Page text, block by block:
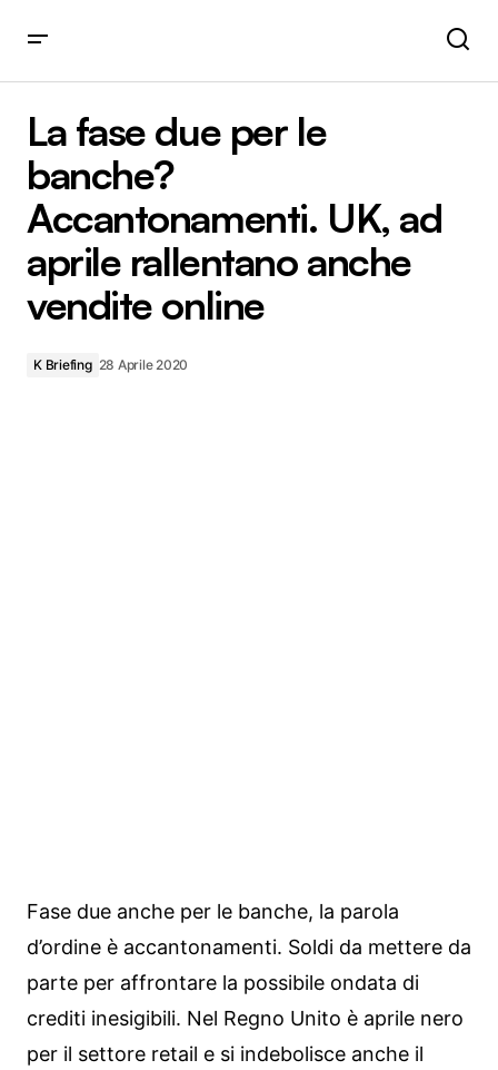
rallentano anche vendite online
La fase due per le
banche?
Accantonamenti. UK, ad
aprile rallentano anche
vendite online
K Briefing 28 Aprile 2020
Fase due anche per le banche, la parola
d’ordine è accantonamenti. Soldi da mettere da
parte per affrontare la possibile ondata di
crediti inesigibili. Nel Regno Unito è aprile nero
per il settore retail e si indebolisce anche il